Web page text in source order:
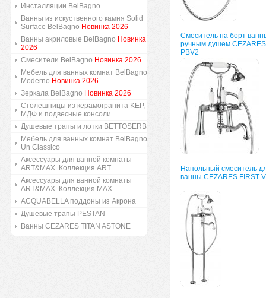
Инсталляции BelBagno
Ванны из искуственного камня Solid
Surface BelBagno Новинка 2026
Ванны акриловые BelBagno Новинка
2026
Смесители BelBagno Новинка 2026
Мебель для ванных комнат BelBagno
Moderno Новинка 2026
Зеркала BelBagno Новинка 2026
Столешницы из керамогранита KEP,
МДФ и подвесные консоли
Душевые трапы и лотки BETTOSERB
Мебель для ванных комнат BelBagno
Un Classico
Аксессуары для ванной комнаты
ART&MAX. Коллекция ART.
Аксессуары для ванной комнаты
ART&MAX. Коллекция MAX.
ACQUABELLA поддоны из Акрона
Душевые трапы PESTAN
Ванны CEZARES TITAN ASTONE
Смеситель на борт
ручным душем CEZARES
PBV2
Напольный смеситель
ванны CEZARES FIRST-